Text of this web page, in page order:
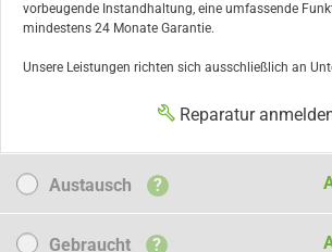
vorbeugende Instandhaltung, eine umfassende
mindestens 24 Monate Garantie.
Unsere Leistungen richten sich ausschließlich an
Reparatur
Austausch
Austausch ?
Gebraucht
Gebraucht ?